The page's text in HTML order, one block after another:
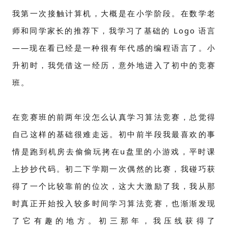
我第一次接触计算机，大概是在小学阶段。在数学老
师和同学家长的推荐下，我学习了基础的 Logo 语言
——现在看已经是一种很有年代感的编程语言了。小
升初时，我凭借这一经历，意外地进入了初中的竞赛
班。
在竞赛班的前两年没怎么认真学习算法竞赛，总觉得
自己这样的基础很难走远。初中前半段我最喜欢的事
情是跑到机房去偷偷玩拷在u盘里的小游戏，平时课
上抄抄代码。初二下学期一次偶然的比赛，我碰巧获
得了一个比较靠前的位次，这大大激励了我，我从那
时真正开始投入较多时间学习算法竞赛，也渐渐发现
了它有趣的地方。初三那年，我压线获得了